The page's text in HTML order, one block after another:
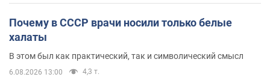
Почему в СССР врачи носили только белые
халаты
В этом был как практический, так и символический смысл
6.08.2026 13:00 4,3 т.